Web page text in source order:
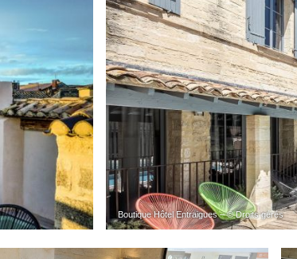
Boutique Hôtel Entraigues – © Droits gérés